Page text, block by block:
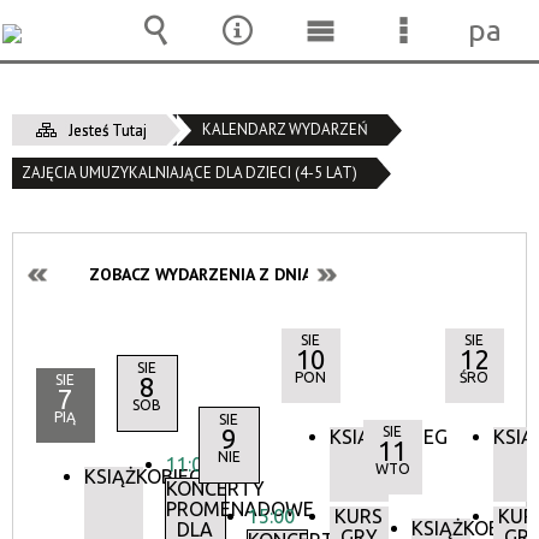
Jesteś Tutaj KALENDARZ WYDARZEŃ
ZAJĘCIA UMUZYKALNIAJĄCE DLA DZIECI (4-5 LAT)
ZOBACZ WYDARZENIA Z DNIA:
SIE
7
PIĄ
KSIĄŻKOBIEG
SIE
8
SOB
11:00
KONCERTY
PROMENADOWE
DLA
SIE
9
NIE
15:00
SIE
10
PON
KSIĄŻKOBIEG
KURS
SIE
11
WTO
KSIĄŻKOBIEG
SIE
12
ŚRO
Wyszukiwarka
Narzędzia
MenuMenu